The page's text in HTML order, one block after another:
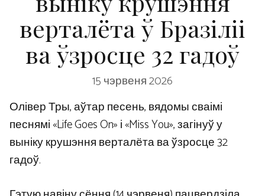
верталёта ў Бразіліі
ва ўзросце 32 гадоў
15 чэрвеня 2026
Олівер Тры, аўтар песень, вядомы сваімі
песнямі «Life Goes On» і «Miss You», загінуў у
выніку крушэння верталёта ва ўзросце 32
гадоў.